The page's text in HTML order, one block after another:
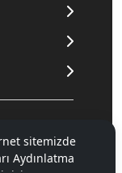
sitemizde
Aydınlatma